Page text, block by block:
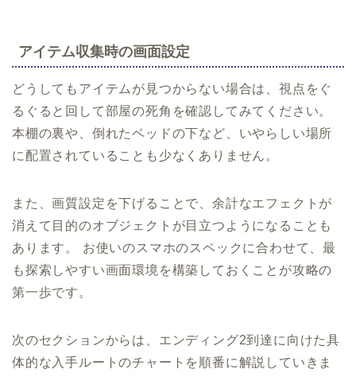
アイテム収集時の画面設定
どうしてもアイテムが見つからない場合は、視点をぐ
るぐると回して部屋の死角を確認してみてください。
本棚の裏や、倒れたベッドの下など、いやらしい場所
に配置されていることも少なくありません。
また、画質設定を下げることで、余計なエフェクトが
消えて目的のオブジェクトが目立つようになることも
あります。 お使いのスマホのスペックに合わせて、最
も探索しやすい画面環境を構築しておくことが攻略の
第一歩です。
次のセクションからは、エンディング2到達に向けた具
体的な入手ルートのチャートを順番に解説していきま